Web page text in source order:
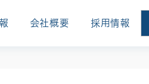
会社概要 採用情報